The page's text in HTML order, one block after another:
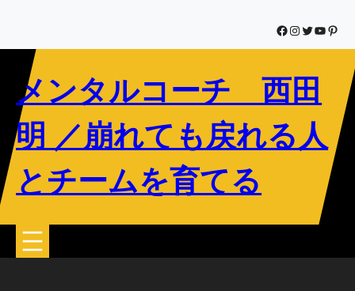
を
Facebook
Instagram
Twitter
YouTube
メンタルコーチ 西田
明 ／崩れても戻れる人
とチームを育てる